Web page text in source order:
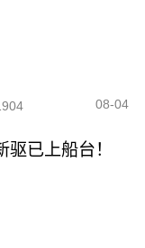
08-04
已上船台！